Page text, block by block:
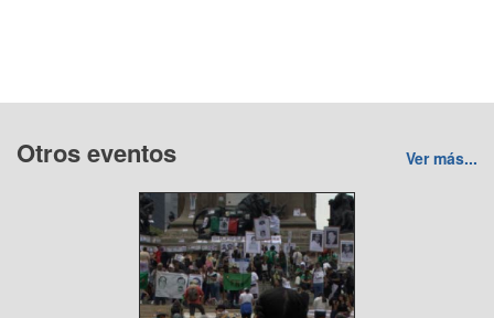
Otros eventos Ver más...